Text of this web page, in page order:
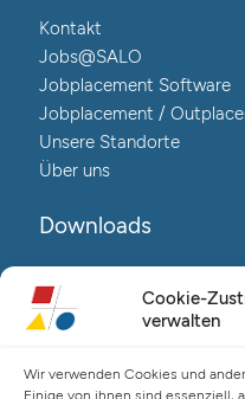
Cookie-
verwalten
Wir verwenden Cookies und
Einige von ihnen sind essenziell,
Kontakt
Jobs@SALO
Jobplacement Software
Jobplacement /
Unsere Standorte
Über uns
Downloads
Reha@Salo-Broschüre
Neuro@Salo-Broschüre
Salo Holding AG –